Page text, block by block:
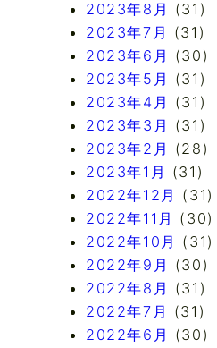
2023年8月 (31)
2023年7月 (31)
2023年6月 (30)
2023年5月 (31)
2023年4月 (31)
2023年3月 (31)
2023年2月 (28)
2023年1月 (31)
2022年12月 (31)
2022年11月 (30)
2022年10月 (31)
2022年9月 (30)
2022年8月 (31)
2022年7月 (31)
2022年6月 (30)